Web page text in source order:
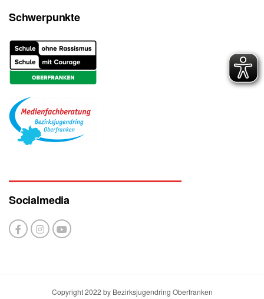
Schwerpunkte
Socialmedia
Copyright 2022 by Bezirksjugendring Oberfranken